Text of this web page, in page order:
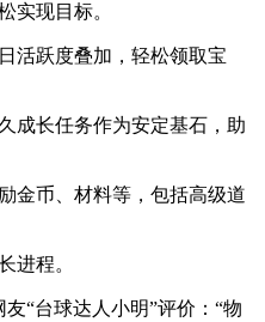
实现目标。
活跃度叠加，轻松领取宝
成长任务作为安定基石，助
金币、材料等，包括高级道
进程。
“台球达人小明”评价：“物